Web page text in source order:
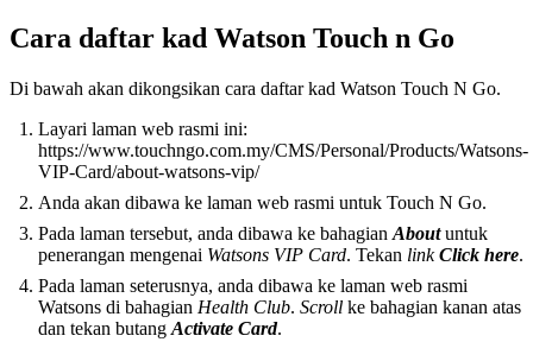
Cara daftar kad Watson Touch n Go
Di bawah akan dikongsikan cara daftar kad Watson Touch N Go.
Layari laman web rasmi ini:
https://www.touchngo.com.my/CMS/Personal/Products/Watsons-
VIP-Card/about-watsons-vip/
Anda akan dibawa ke laman web rasmi untuk Touch N Go.
Pada laman tersebut, anda dibawa ke bahagian Aboutuntuk
penerangan mengenai Watsons VIP Card. Tekan link Click here.
Pada laman seterusnya, anda dibawa ke laman web rasmi
Watsons di bahagian Health Club. Scroll ke bahagian kanan atas
dan tekan butang Activate Card.